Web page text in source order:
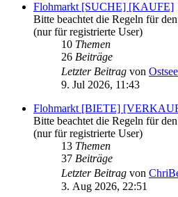
Flohmarkt [SUCHE] [KAUFE]
Bitte beachtet die Regeln für
(nur für registrierte User)
10 Themen
26 Beiträge
Letzter Beitrag von
9. Jul 2026, 11:43
Flohmarkt [BIETE]
Bitte beachtet die Regeln für
(nur für registrierte User)
13 Themen
37 Beiträge
Letzter Beitrag von
3. Aug 2026, 22:51